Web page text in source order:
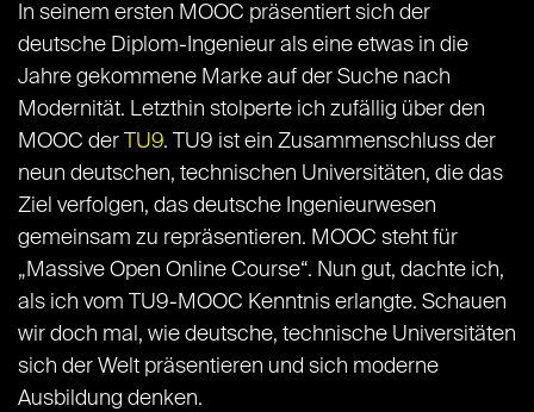
In seinem ersten MOOC präsentiert sich der
deutsche Diplom-Ingenieur als eine etwas in die
Jahre gekommene Marke auf der Suche nach
Modernität. Letzthin stolperte ich zufällig über den
MOOC der TU9. TU9 ist ein Zusammenschluss der
neun deutschen, technischen Universitäten, die das
Ziel verfolgen, das deutsche Ingenieurwesen
gemeinsam zu repräsentieren. MOOC steht für
„Massive Open Online Course“. Nun gut, dachte ich,
als ich vom TU9-MOOC Kenntnis erlangte. Schauen
wir doch mal, wie deutsche, technische Universitäten
sich der Welt präsentieren und sich moderne
Ausbildung denken.